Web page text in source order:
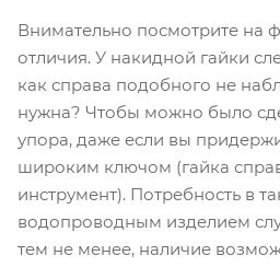
Внимательно посмотрите на
отличия. У накидной гайки
как справа подобного не
нужна? Чтобы можно было
упора, даже если вы
широким ключом (гайка
инструмент). Потребность в
водопроводным изделием
тем не менее, наличие